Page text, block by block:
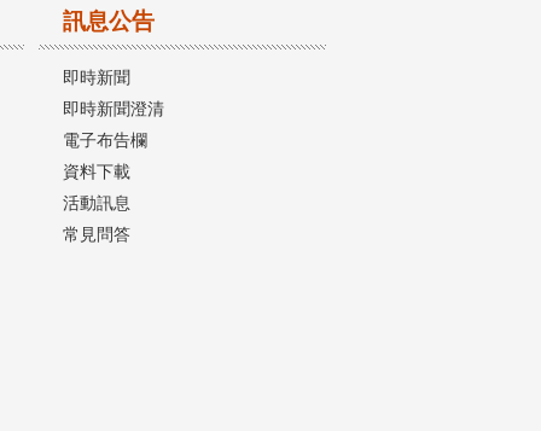
訊息公告
即時新聞
即時新聞澄清
電子布告欄
資料下載
活動訊息
常見問答